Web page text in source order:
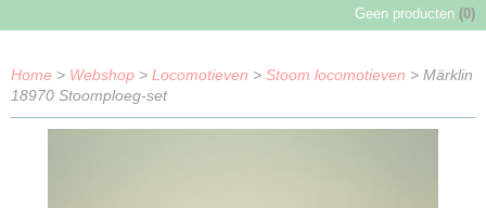
Geen producten (0)
Home > Webshop > Locomotieven > Stoom locomotieven > Märklin
18970 Stoomploeg-set